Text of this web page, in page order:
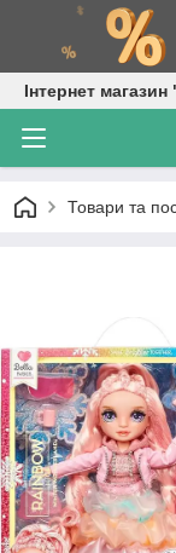
Інтернет
Товари та